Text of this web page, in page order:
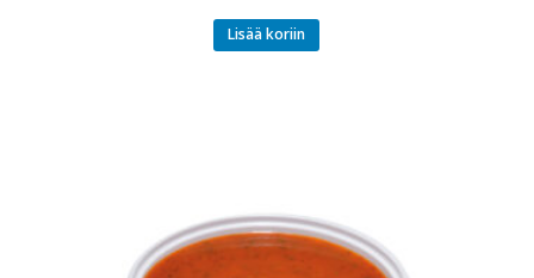
Lisää koriin